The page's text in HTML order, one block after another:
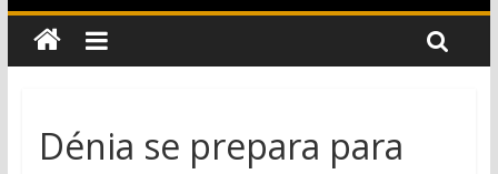
Dénia se prepara para